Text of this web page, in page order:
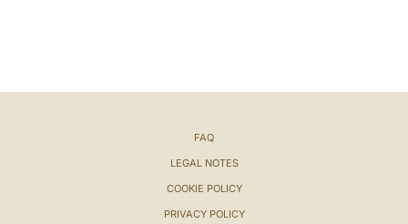
FAQ
LEGAL NOTES
COOKIE POLICY
PRIVACY POLICY